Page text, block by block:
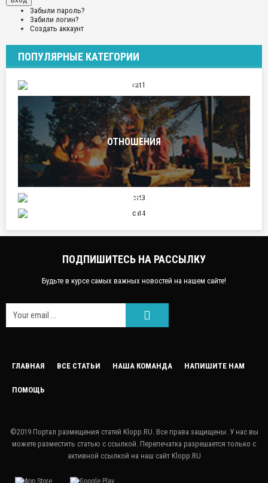
Забыли пароль?
Забили логин?
Создать аккаунт
ПОПУЛЯРНЫЕ КАТЕГОРИИ
ПУТЕШЕСТВИЯ
ОТНОШЕНИЯ
СПОРТ
НАУКА И ТЕХНИКА
ПОДПИШИТЕСЬ НА РАССЫЛКУ
Будьте в курсе самых важных новостей на нашем сайте!
ГЛАВНАЯ ВСЕ СТАТЬИ НАША КОМАНДА НАПИШИТЕ НАМ
ПОМОЩЬ
©2019 Портал размещения статей Klopp.RU. Все права защищены. У нас вы
можете разместить статью с ссылкой. Перепечатка разрешается только с
активной ссылкой на наш сайт Klopp.RU
LINKEDIN